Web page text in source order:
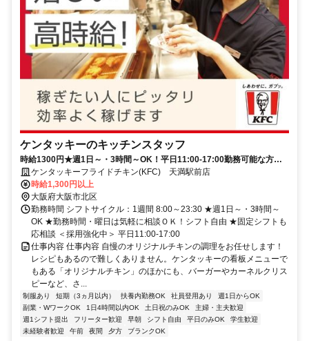
ケンタッキーのキッチンスタッフ
時給1300円★週1日～・3時間～OK！平日11:00-17:00勤務可能な方大
歓迎♪ケンタッキーフライドチキン(KFC) 天満駅前店
時給1,300円以上
大阪府大阪市北区
勤務時間 シフトサイクル：1週間 8:00～23:30 ★週1日～・3時間～
OK ★勤務時間・曜日は気軽に相談ＯＫ！シフト自由 ★固定シフトも
応相談 ＜採用強化中＞ 平日11:00-17:00
仕事内容 仕事内容 自慢のオリジナルチキンの調理をお任せします！
レシピもあるので難しくありません。ケンタッキーの看板メニューで
もある「オリジナルチキン」のほかにも、バーガーやカーネルクリス
ピーなど、さ...
制服あり 短期（3ヵ月以内） 扶養内勤務OK 社員登用あり
週1日からOK
副業・WワークOK
1日4時間以内OK 土日祝のみOK
主婦・主夫歓迎
週1シフト提出
フリーター歓迎 早朝 シフト自由 平日のみOK
学生歓迎
未経験者歓迎
午前 夜間 夕方 ブランクOK